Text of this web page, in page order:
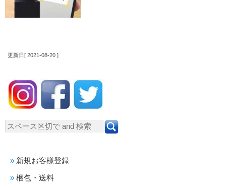
更新日[ 2021-08-20 ]
新規お客様登録
梱包・送料